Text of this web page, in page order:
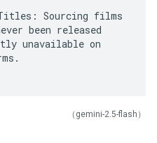
Sourcing films
been released
unavailable on
（gemini-2.5-flash）